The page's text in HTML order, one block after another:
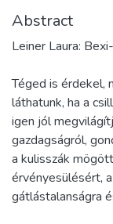
Abstract
Leiner Laura:
Téged is érdekel,
láthatunk, ha a
igen jól
gazdagságról,
a kulisszák
érvényesülésért,
gátlástalanságra